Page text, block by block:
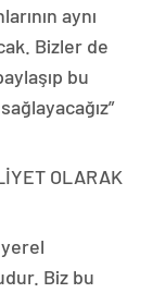
aynı
Bizler de
bu
OLARAK
yerel
Biz bu